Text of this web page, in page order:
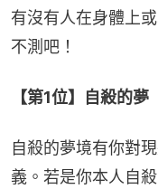
有沒有人在身體上
不測吧！
【第1位】自殺的夢
自殺的夢境有你對
義。若是你本人自